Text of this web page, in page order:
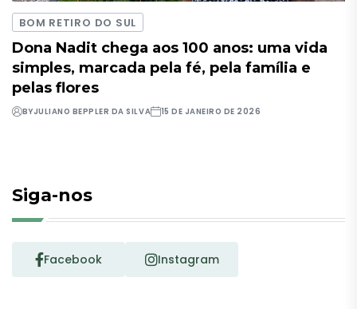
BOM RETIRO DO SUL
Dona Nadit chega aos 100 anos: uma vida
simples, marcada pela fé, pela família e
pelas flores
BYJULIANO BEPPLER DA SILVA 15 DE JANEIRO DE 2026
Siga-nos
Facebook Instagram